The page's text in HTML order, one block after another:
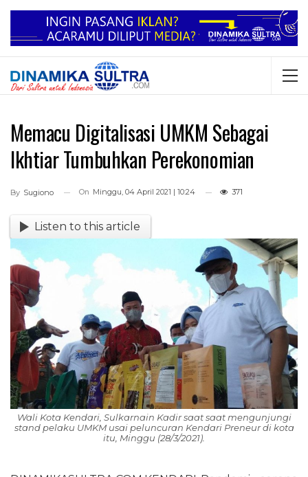
Memacu Digitalisasi UMKM Sebagai
Ikhtiar Tumbuhkan Perekonomian
By Sugiono On Minggu, 04 April 2021 | 10:24 371
Listen to this article
Wali Kota Kendari, Sulkarnain Kadir saat saat mengunjungi
stand pelaku UMKM usai peluncuran Kendari Preneur di kota
itu, Minggu (28/3/2021).